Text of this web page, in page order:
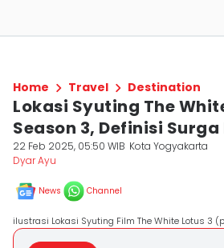
Home Travel Destination
Lokasi Syuting The
Season 3, Definisi Surga
22 Feb 2025, 05:50 WIB Kota Yogyakarta
Dyar Ayu
News Channel
ilustrasi Lokasi Syuting Film The White Lotus 3